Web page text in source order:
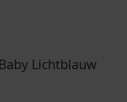
Lichtblauw